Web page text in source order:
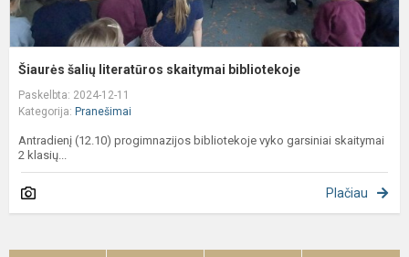
Šiaurės šalių literatūros skaitymai bibliotekoje
Paskelbta: 2024-12-11
Kategorija: Pranešimai
Antradienį (12.10) progimnazijos bibliotekoje vyko garsiniai skaitymai
2 klasių...
Plačiau